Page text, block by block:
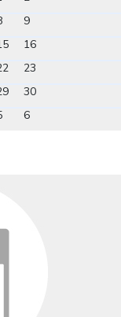
9
16
23
30
6